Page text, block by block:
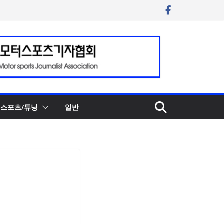
포츠/튜닝 일반